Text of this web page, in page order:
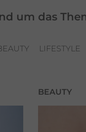
um das
LIFESTYLE
BEAUTY